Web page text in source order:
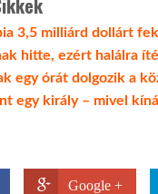
3,5 milliárd dollárt
hitte, ezért halálra
egy órát dolgozik a
egy király – mivel
Google +